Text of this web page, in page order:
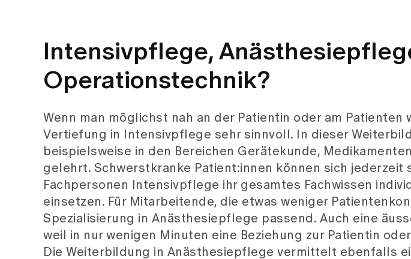
Intensivpflege,
Operationstechnik?
Wenn man möglichst nah an der Patientin oder am
Vertiefung in Intensivpflege sehr sinnvoll. In dieser
beispielsweise in den Bereichen Gerätekunde,
gelehrt. Schwerstkranke Patient:innen können sich jederzeit
Fachpersonen Intensivpflege ihr gesamtes Fachwissen
einsetzen. Für Mitarbeitende, die etwas weniger
Spezialisierung in Anästhesiepflege passend. Auch eine
weil in nur wenigen Minuten eine Beziehung zur Patientin
Die Weiterbildung in Anästhesiepflege vermittelt ebenfalls